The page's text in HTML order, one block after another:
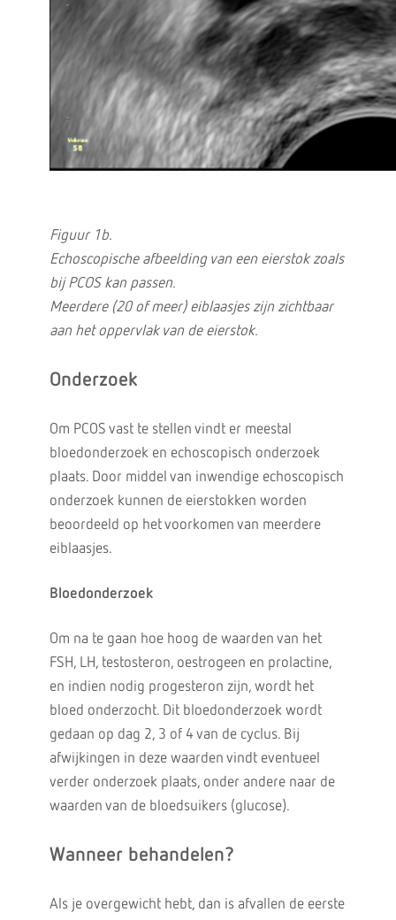
Figuur 1b.
Echoscopische afbeelding van een eierstok zoals
bij PCOS kan passen.
Meerdere (20 of meer) eiblaasjes zijn zichtbaar
aan het oppervlak van de eierstok.
Onderzoek
Om PCOS vast te stellen vindt er meestal
bloedonderzoek en echoscopisch onderzoek
plaats. Door middel van inwendige echoscopisch
onderzoek kunnen de eierstokken worden
beoordeeld op het voorkomen van meerdere
eiblaasjes.
Bloedonderzoek
Om na te gaan hoe hoog de waarden van het
FSH, LH, testosteron, oestrogeen en prolactine,
en indien nodig progesteron zijn, wordt het
bloed onderzocht. Dit bloedonderzoek wordt
gedaan op dag 2, 3 of 4 van de cyclus. Bij
afwijkingen in deze waarden vindt eventueel
verder onderzoek plaats, onder andere naar de
waarden van de bloedsuikers (glucose).
Wanneer behandelen?
Als je overgewicht hebt, dan is afvallen de eerste